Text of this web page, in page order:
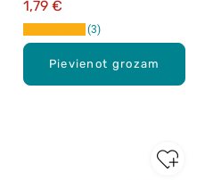
Pievienot grozam
1,79 €
3